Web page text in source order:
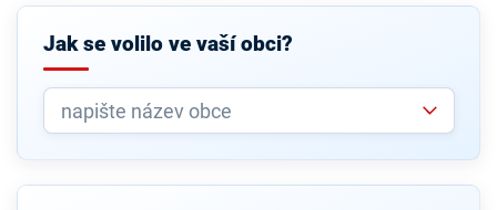
Jak se volilo ve vaší obci?